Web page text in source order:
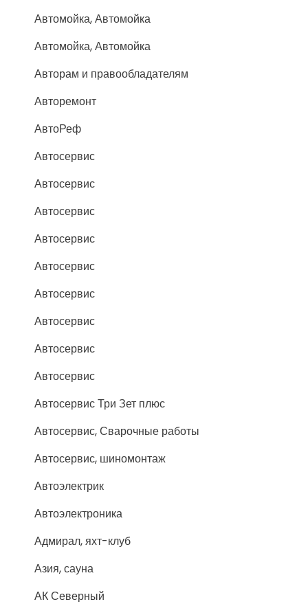
Автомойка, Автомойка
Автомойка, Автомойка
Авторам и правообладателям
Авторемонт
АвтоРеф
Автосервис
Автосервис
Автосервис
Автосервис
Автосервис
Автосервис
Автосервис
Автосервис
Автосервис
Автосервис Три Зет плюс
Автосервис, Сварочные работы
Автосервис, шиномонтаж
Автоэлектрик
Автоэлектроника
Адмирал, яхт-клуб
Азия, сауна
АК Северный